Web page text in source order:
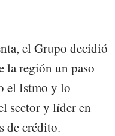
el Grupo decidió
la región un paso
el Istmo y lo
sector y líder en
de crédito.